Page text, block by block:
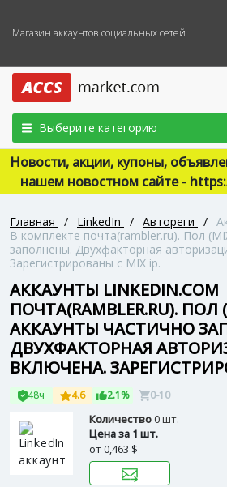
Магазин аккаунтов социальных сетей
Выберите категорию
Новости, акции, купоны,
нашем новостном сайте -
Главная / LinkedIn / Автореги /
В комплекте почта(rambler.ru). Пол
заполнены. Двухфакторная
Зарегистрированы с MIX ip.
АККАУНТЫ
ПОЧТА(RAMBLER.RU). ПОЛ
АККАУНТЫ ЧАСТИЧНО
ДВУХФАКТОРНАЯ
ВКЛЮЧЕНА.
48ч 4.6 2.1% 0-10
Количество0 шт.
Цена за 1 шт.
от0,463 $